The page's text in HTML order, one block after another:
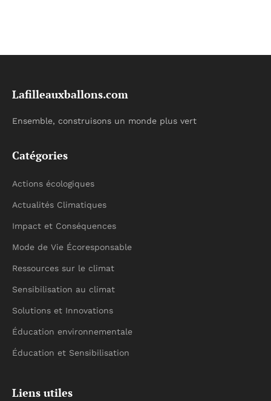
Lafilleauxballons.com
Ensemble, construisons un monde plus vert
Catégories
Actions écologiques
Actualités Climatiques
Impact et Conséquences
Mode de Vie Écoresponsable
Ressources sur le climat
Sensibilisation au climat
Solutions et Innovations
Éducation environnementale
Éducation et Sensibilisation
Liens utiles